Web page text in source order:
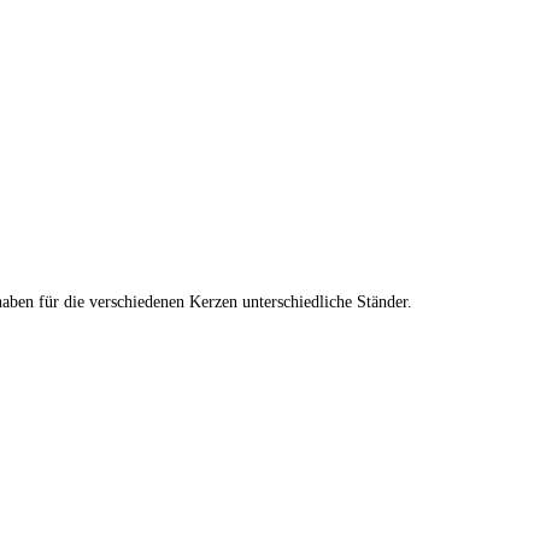
für die verschiedenen Kerzen unterschiedliche Ständer.